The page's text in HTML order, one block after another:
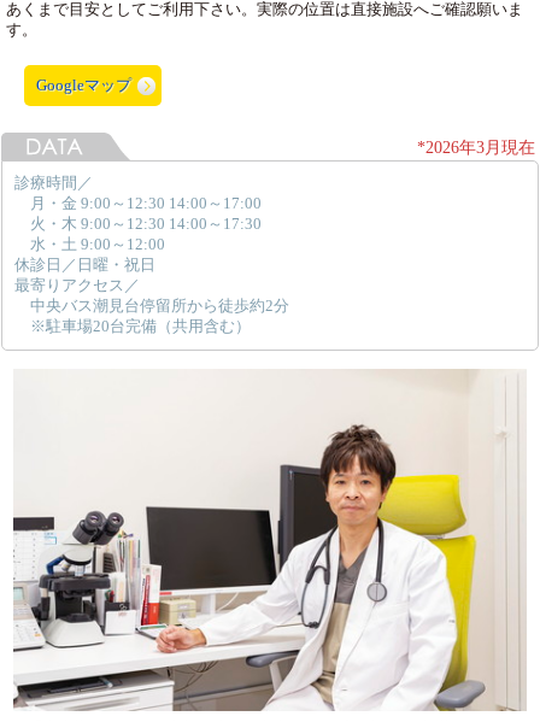
あくまで目安としてご利用下さい。実際の位置は直接施設へご確認願いま
す。
Googleマップ
*2026年3月現在
診療時間／
月・金 9:00～12:30 14:00～17:00
火・木 9:00～12:30 14:00～17:30
水・土 9:00～12:00
休診日／日曜・祝日
最寄りアクセス／
中央バス潮見台停留所から徒歩約2分
※駐車場20台完備（共用含む）